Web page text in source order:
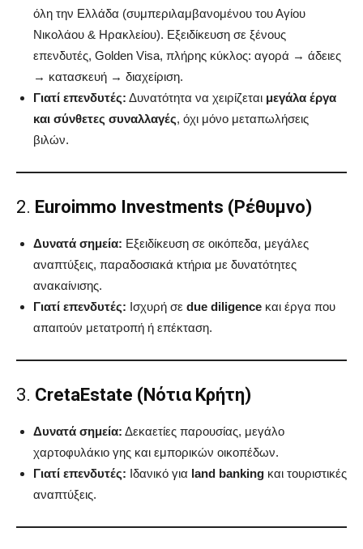
όλη την Ελλάδα (συμπεριλαμβανομένου του Αγίου
Νικολάου & Ηρακλείου). Εξειδίκευση σε ξένους
επενδυτές, Golden Visa, πλήρης κύκλος: αγορά → άδειες
→ κατασκευή → διαχείριση.
Γιατί επενδυτές: Δυνατότητα να χειρίζεται μεγάλα έργα
και σύνθετες συναλλαγές, όχι μόνο μεταπωλήσεις
βιλών.
2. Euroimmo Investments (Ρέθυμνο)
Δυνατά σημεία: Εξειδίκευση σε οικόπεδα, μεγάλες
αναπτύξεις, παραδοσιακά κτήρια με δυνατότητες
ανακαίνισης.
Γιατί επενδυτές: Ισχυρή σε due diligence και έργα που
απαιτούν μετατροπή ή επέκταση.
3. CretaEstate (Νότια Κρήτη)
Δυνατά σημεία: Δεκαετίες παρουσίας, μεγάλο
χαρτοφυλάκιο γης και εμπορικών οικοπέδων.
Γιατί επενδυτές: Ιδανικό για land banking και τουριστικές
αναπτύξεις.